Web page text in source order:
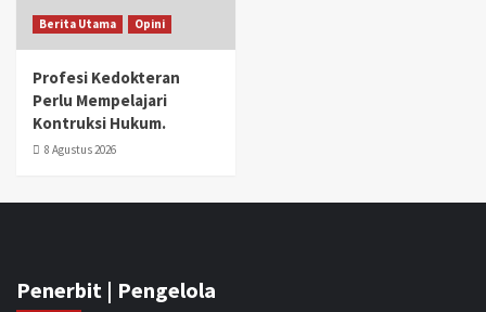
Berita Utama Opini
Profesi Kedokteran
Perlu Mempelajari
Kontruksi Hukum.
8 Agustus 2026
Penerbit | Pengelola